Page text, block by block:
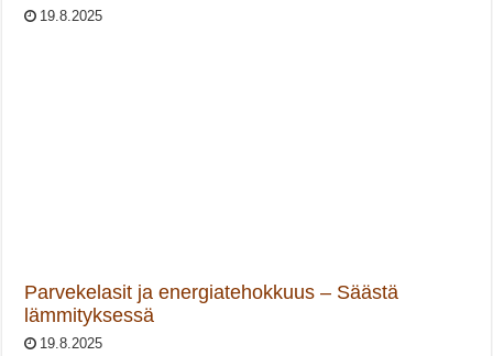
19.8.2025
Parvekelasit ja energiatehokkuus – Säästä
lämmityksessä
19.8.2025